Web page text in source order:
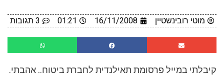
מוטי רובינשטיין 16/11/2008
01:21 3 תגובות
קיבלתי במייל פרסומת תאילנדית לחברת ביטוח.. אהבתי.